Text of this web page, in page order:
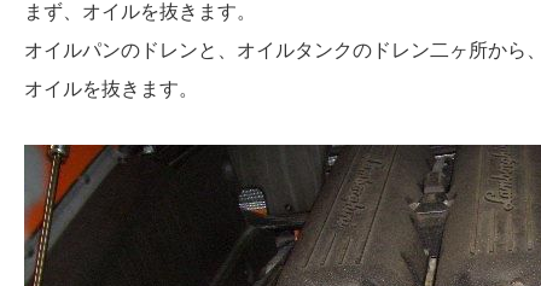
まず、オイルを抜きます。
オイルパンのドレンと、オイルタンクのドレン二ヶ所から
オイルを抜きます。